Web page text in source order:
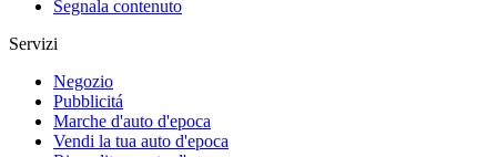
Segnala contenuto
Servizi
Negozio
Pubblicitá
Marche d'auto d'epoca
Vendi la tua auto d'epoca